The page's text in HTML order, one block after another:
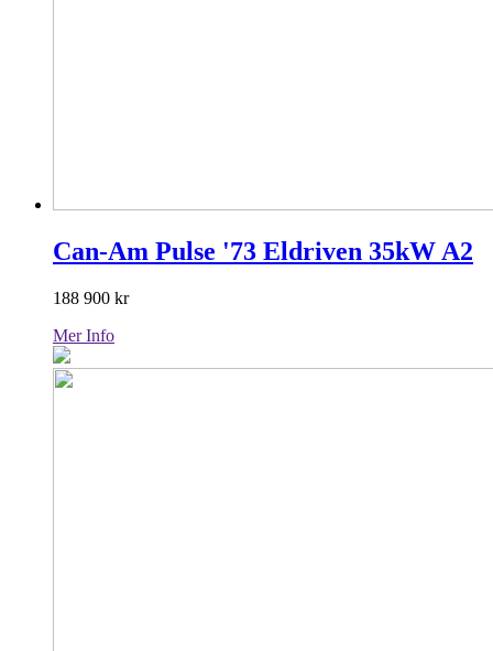
Can-Am Pulse '73 Eldriven 35kW A2
188 900 kr
Mer Info